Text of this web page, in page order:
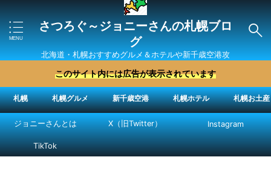
さつろぐ～ジョニーさんの札幌ブロ
グ
北海道・札幌おすすめグルメ＆ホテルや新千歳空港攻
略法を紹介 ″ジョニーさん“で検索
このサイト内には広告が表示されています
札幌 札幌グルメ 新千歳空港 札幌ホテル 札幌お土産
ジョニーさんとは X（旧Twitter） Instagram
TikTok